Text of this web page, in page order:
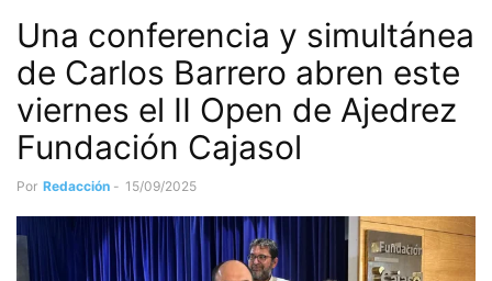
Una conferencia y simultánea
de Carlos Barrero abren este
viernes el II Open de Ajedrez
Fundación Cajasol
Por Redacción - 15/09/2025